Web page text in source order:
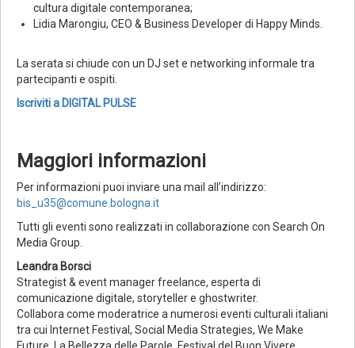
cultura digitale contemporanea;
Lidia Marongiu, CEO & Business Developer di Happy Minds.
La serata si chiude con un DJ set e networking informale tra
partecipanti e ospiti.
Iscriviti a DIGITAL PULSE
Maggiori informazioni
Per informazioni puoi inviare una mail all’indirizzo:
bis_u35@comune.bologna.it
Tutti gli eventi sono realizzati in collaborazione con Search On
Media Group.
Leandra Borsci
Strategist & event manager freelance, esperta di
comunicazione digitale, storyteller e ghostwriter.
Collabora come moderatrice a numerosi eventi culturali italiani
tra cui Internet Festival, Social Media Strategies, We Make